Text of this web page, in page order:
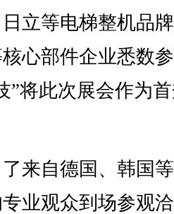
立等电梯整机品
心部件企业悉数
”将此次展会作为
自德国、韩国等
业观众到场参观